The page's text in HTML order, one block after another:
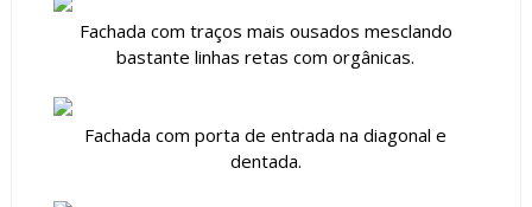
Fachada com traços mais ousados mesclando
bastante linhas retas com orgânicas.
Fachada com porta de entrada na diagonal e
dentada.